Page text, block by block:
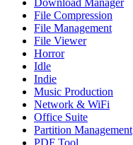
File Compression
File Management
File Viewer
Horror
Idle
Indie
Music Production
Network & WiFi
Office Suite
Partition Management
PDF Tool